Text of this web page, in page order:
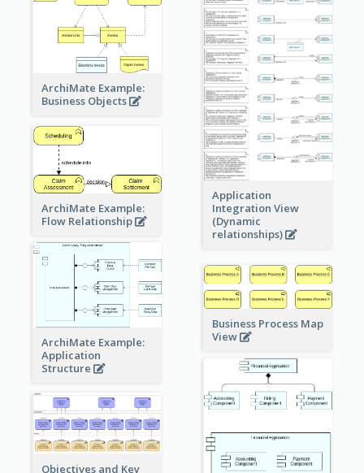
Application
Integration View
(Dynamic
relationships)
ArchiMate Example:
Business Objects
ArchiMate Example:
Flow Relationship
ArchiMate Example:
Application
Structure
Business Process Map
View
Objectives and Key